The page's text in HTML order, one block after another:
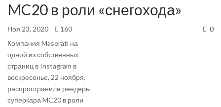
MC20 в роли «снегохода»
Ноя 23, 2020 160
0
Компания Maserati на
одной из собственных
страниц в Instagram в
воскресенье, 22 ноября,
распространила рендеры
суперкара MC20 в роли